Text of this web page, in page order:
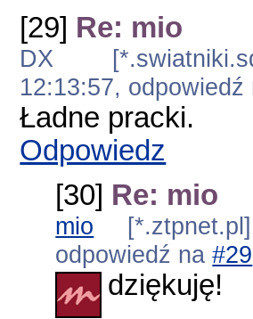
[29] Re: mio
DX
12:13:57,
Ładne pracki.
Odpowiedz
[30] Re: mio
mio
odpowiedź na#29
dziękuję!